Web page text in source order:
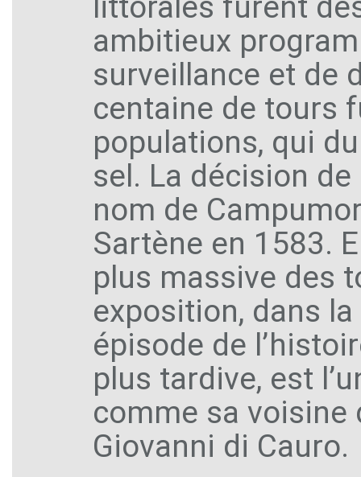
ambitieux
surveillance et de
centaine de tours
populations, qui
sel. La décision
nom de
Sartène en 1583.
plus massive des
exposition, dans
épisode de
plus tardive, est
comme sa voisine
Giovanni di Cauro.